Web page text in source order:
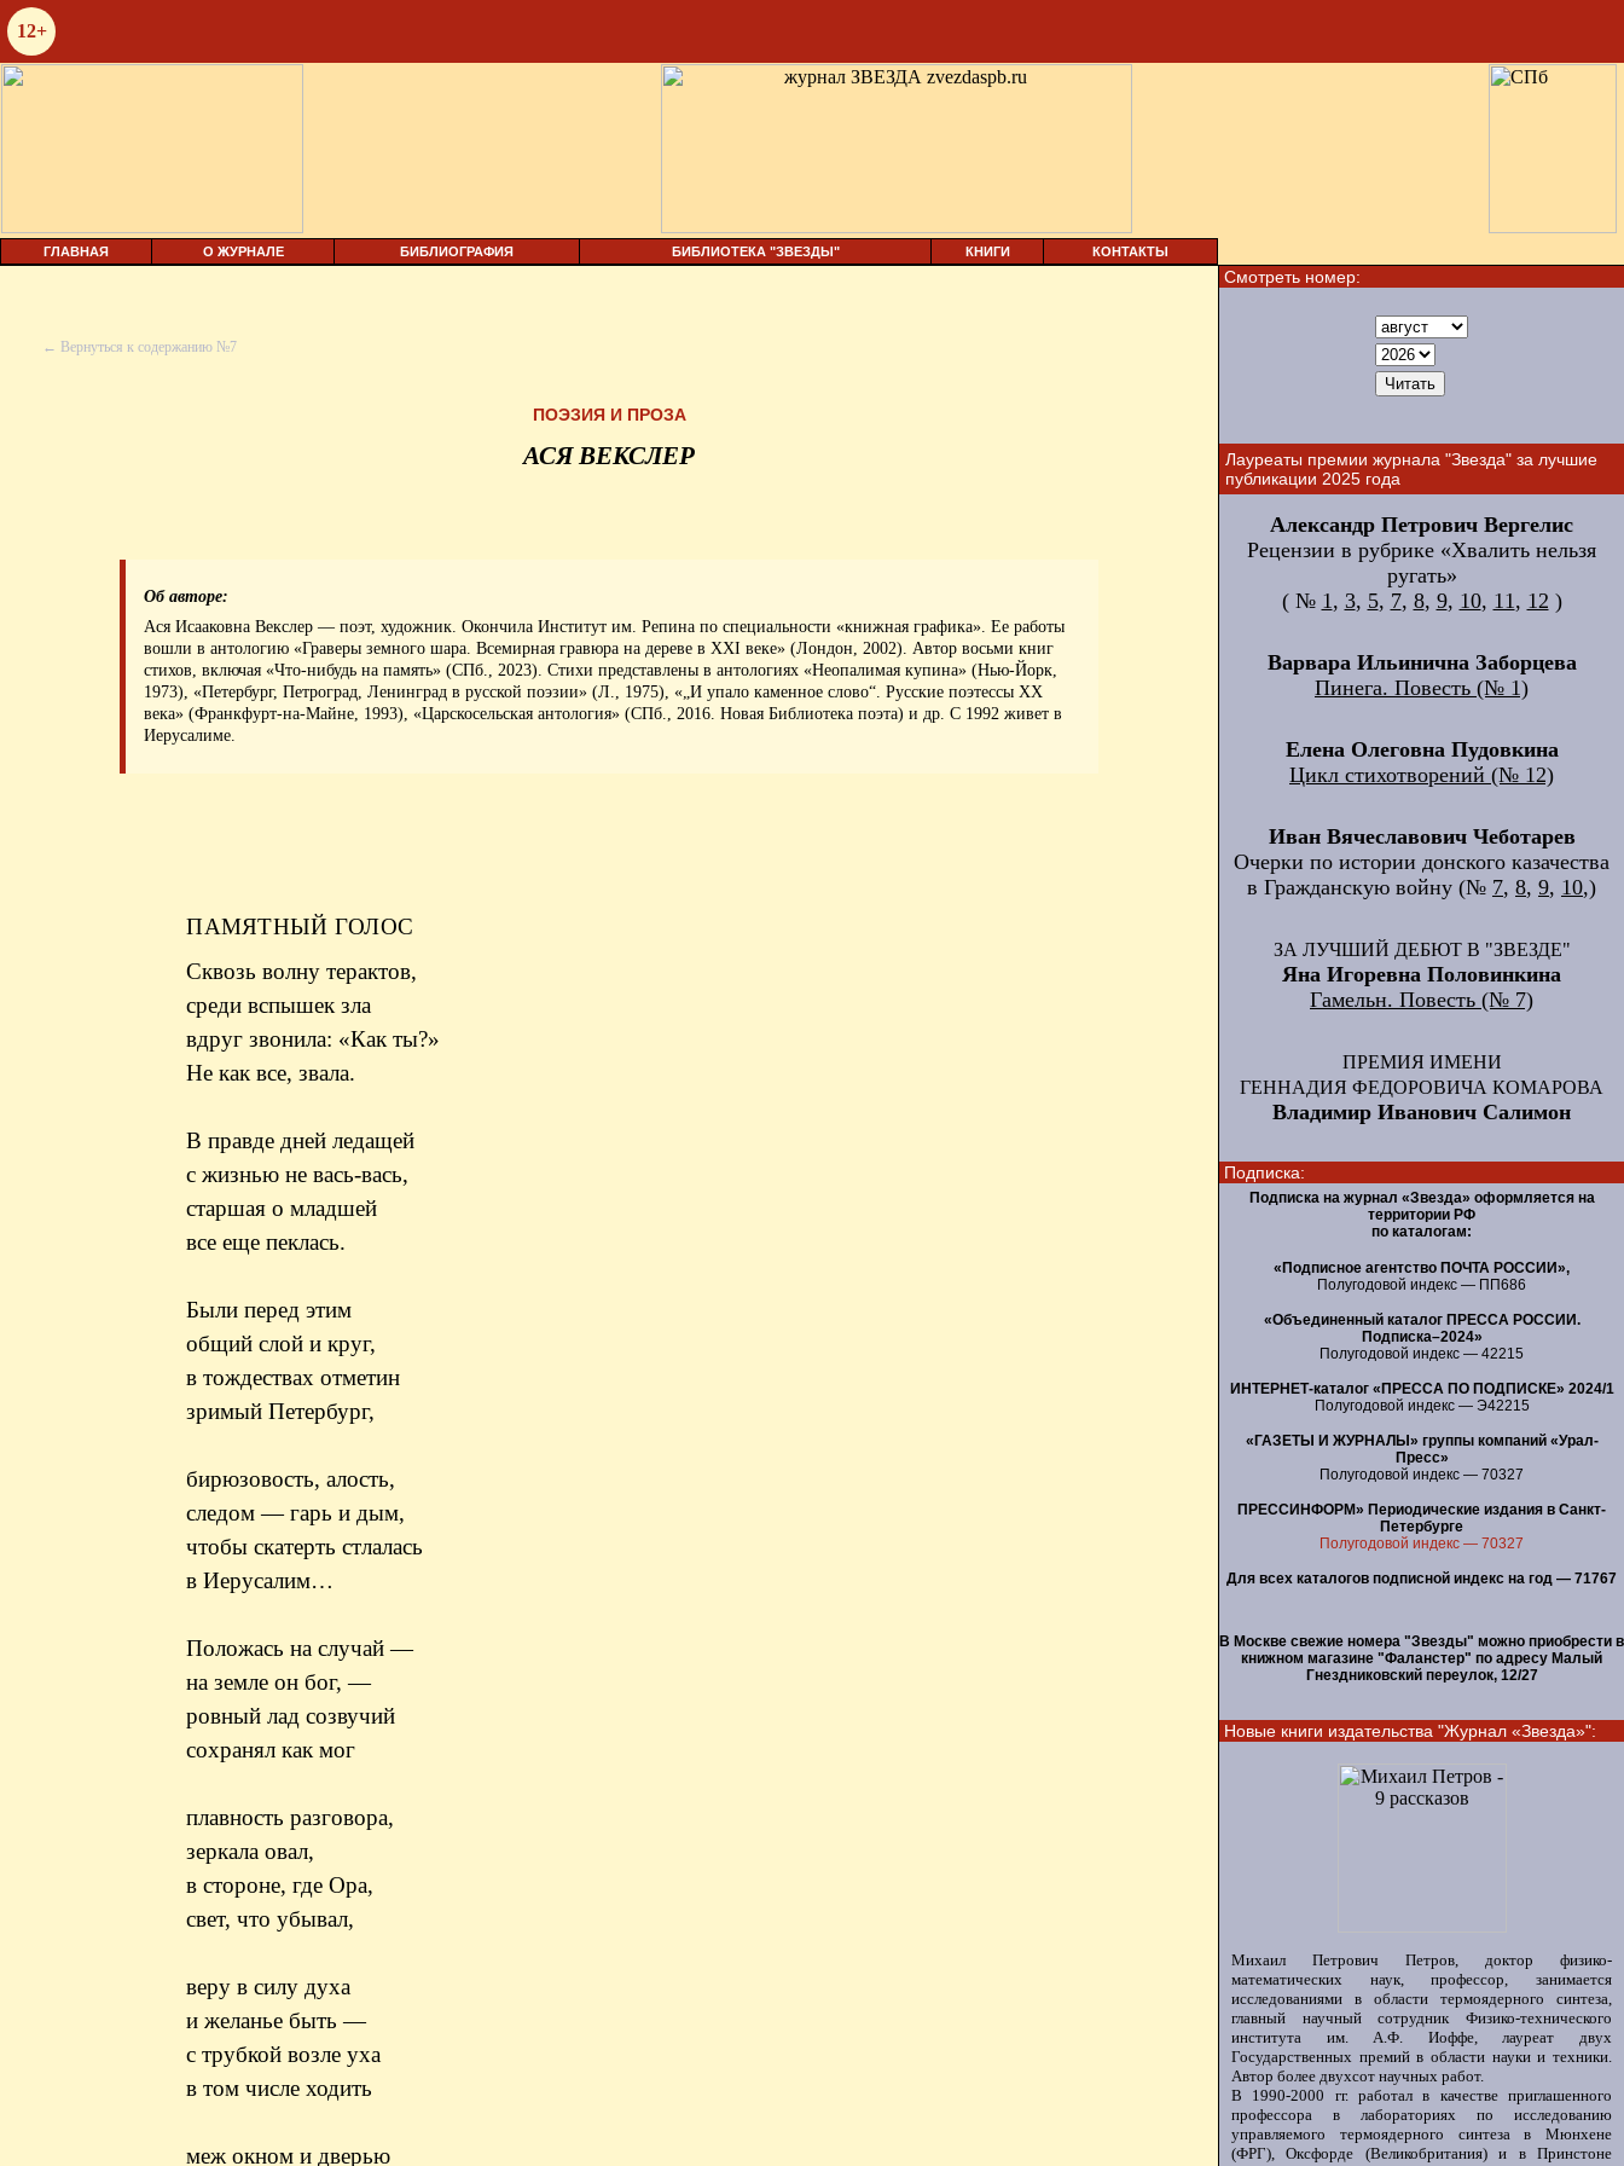
12+
ГЛАВНАЯ О ЖУРНАЛЕ БИБЛИОГРАФИЯ БИБЛИОТЕКА "ЗВЕЗДЫ" КНИГИ КОНТАКТЫ
← Вернуться к содержанию №7
ПОЭЗИЯ И ПРОЗА
АСЯ ВЕКСЛЕР
Об авторе:
Ася Исааковна Векслер — поэт, художник. Окончила Институт им. Репина по специальности «книжная графика». Ее работы
вошли в антологию «Граверы земного шара. Всемирная гравюра на дереве в ХХI веке» (Лондон, 2002). Автор восьми книг
стихов, включая «Что-нибудь на память» (СПб., 2023). Стихи представлены в антологиях «Неопалимая купина» (Нью-Йорк,
1973), «Петербург, Петроград, Ленинград в русской поэзии» (Л., 1975), «„И упало каменное слово“. Русские поэтессы ХХ
века» (Франкфурт-на-Майне, 1993), «Царскосельская антология» (СПб., 2016. Новая Библиотека поэта) и др. С 1992 живет в
Иерусалиме.
ПАМЯТНЫЙ ГОЛОС
Сквозь волну терактов,
среди вспышек зла
вдруг звонила: «Как ты?»
Не как все, звала.
В правде дней ледащей
с жизнью не вась-вась,
старшая о младшей
все еще пеклась.
Были перед этим
общий слой и круг,
в тождествах отметин
зримый Петербург,
бирюзовость, алость,
следом — гарь и дым,
чтобы скатерть стлалась
в Иерусалим…
Положась на случай —
на земле он бог, —
ровный лад созвучий
сохранял как мог
плавность разговора,
зеркала овал,
в стороне, где Ора,
свет, что убывал,
веру в силу духа
и желанье быть —
с трубкой возле уха
в том числе ходить
меж окном и дверью
Смотреть номер:
Лауреаты премии журнала "Звезда" за лучшие
публикации 2025 года
Александр Петрович Вергелис
Рецензии в рубрике «Хвалить нельзя
ругать»
( № 1, 3, 5, 7, 8, 9, 10, 11, 12 )
Варвара Ильинична Заборцева
Пинега. Повесть (№ 1)
Елена Олеговна Пудовкина
Цикл стихотворений (№ 12)
Иван Вячеславович Чеботарев
Очерки по истории донского казачества
в Гражданскую войну (№ 7, 8, 9, 10,)
ЗА ЛУЧШИЙ ДЕБЮТ В "ЗВЕЗДЕ"
Яна Игоревна Половинкина
Гамельн. Повесть (№ 7)
ПРЕМИЯ ИМЕНИ
ГЕННАДИЯ ФЕДОРОВИЧА КОМАРОВА
Владимир Иванович Салимон
Подписка:
Подписка на журнал «Звезда» оформляется на
территории РФ
по каталогам:
«Подписное агентство ПОЧТА РОССИИ»,
Полугодовой индекс — ПП686
«Объединенный каталог ПРЕССА РОССИИ.
Подписка–2024»
Полугодовой индекс — 42215
ИНТЕРНЕТ-каталог «ПРЕССА ПО ПОДПИСКЕ» 2024/1
Полугодовой индекс — Э42215
«ГАЗЕТЫ И ЖУРНАЛЫ» группы компаний «Урал-
Пресс»
Полугодовой индекс — 70327
ПРЕССИНФОРМ» Периодические издания в Санкт-
Петербурге
Полугодовой индекс — 70327
Для всех каталогов подписной индекс на год — 71767
В Москве свежие номера "Звезды" можно приобрести в
книжном магазине "Фаланстер" по адресу Малый
Гнездниковский переулок, 12/27
Новые книги издательства "Журнал «Звезда»":
Михаил Петрович Петров, доктор физико-
математических наук, профессор, занимается
исследованиями в области термоядерного синтеза,
главный научный сотрудник Физико-технического
института им. А.Ф. Иоффе, лауреат двух
Государственных премий в области науки и техники.
Автор более двухсот научных работ.
В 1990-2000 гг. работал в качестве приглашенного
профессора в лабораториях по исследованию
управляемого термоядерного синтеза в Мюнхене
(ФРГ), Оксфорде (Великобритания) и в Принстоне